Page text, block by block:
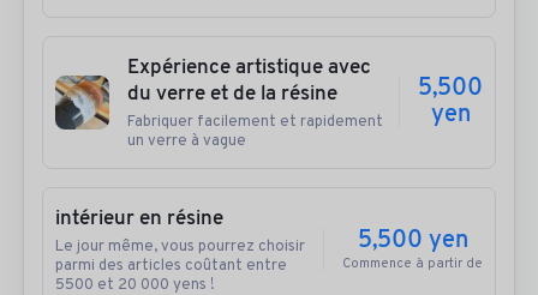
Expérience artistique avec
du verre et de la résine
Fabriquer facilement et rapidement
un verre à vague
5,500
yen
intérieur en résine
Le jour même, vous pourrez choisir
parmi des articles coûtant entre
5500 et 20 000 yens !
5,500 yen
Commence à partir de